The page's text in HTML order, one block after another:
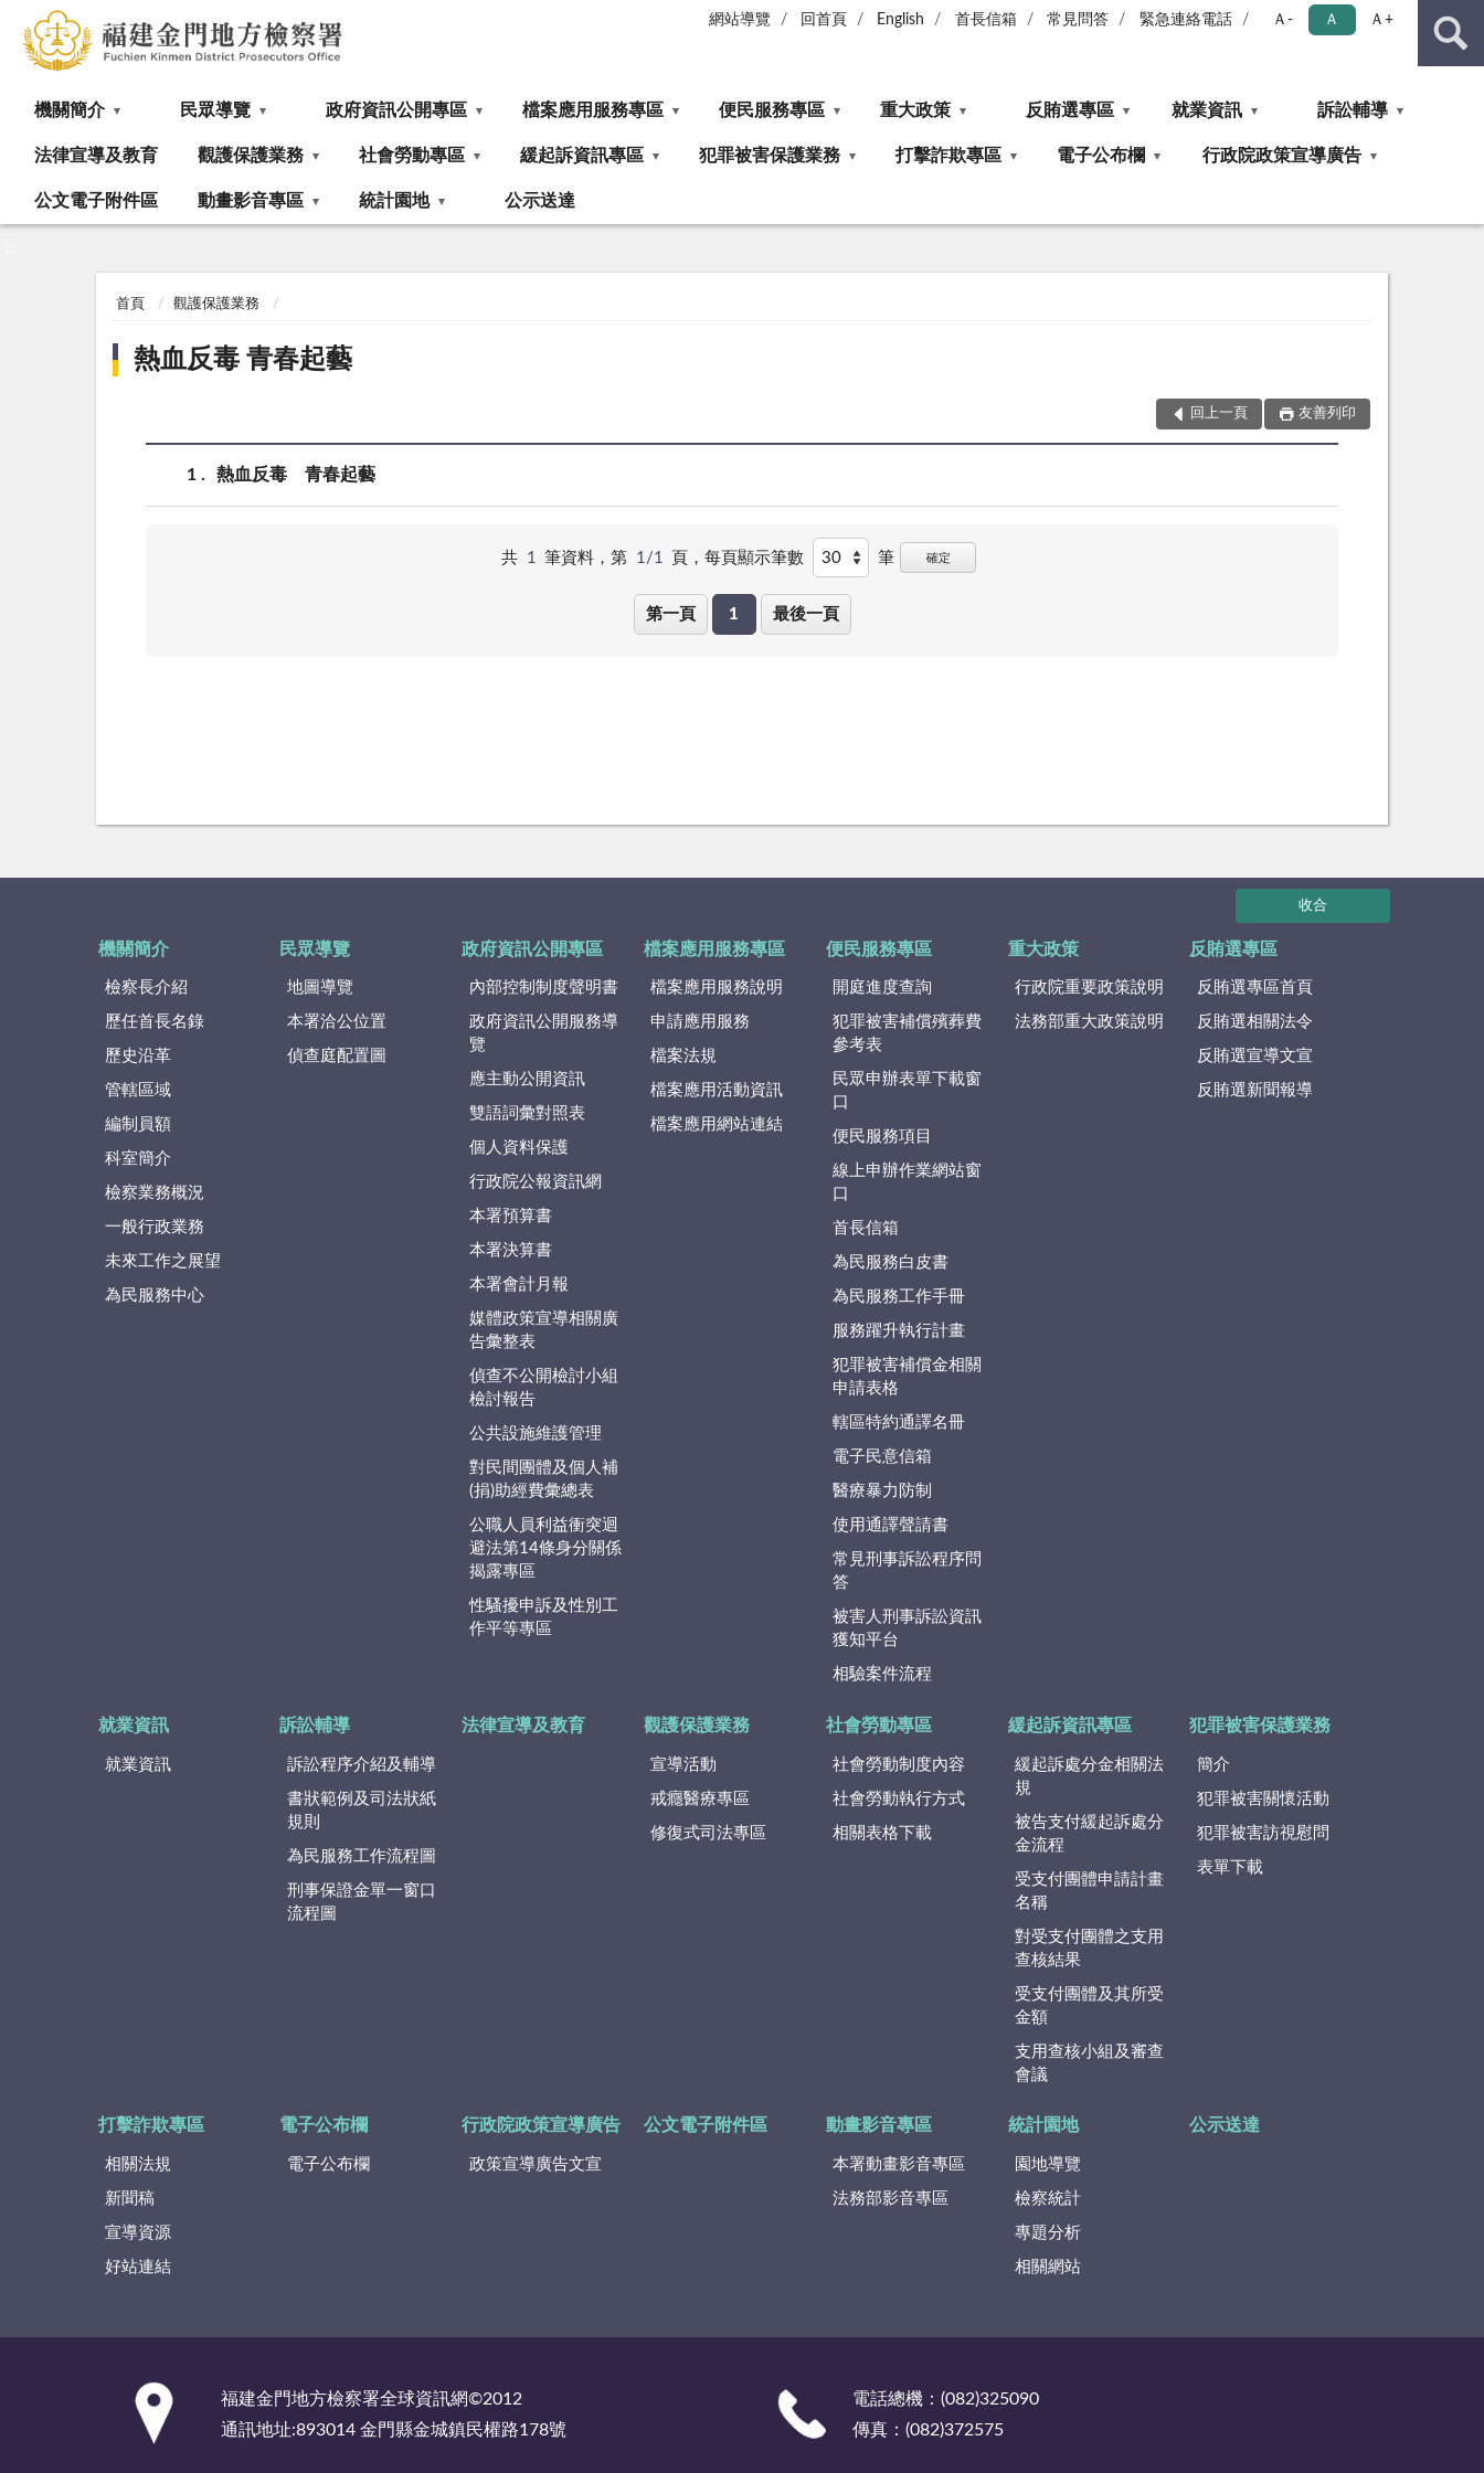
網站導覽 回首頁 English 首長信箱 常見問答 緊急連絡電話 Ａ- Ａ Ａ+
機關簡介 民眾導覽 政府資訊公開專區 檔案應用服務專區 便民服務專區 重大政策 反賄選專區 就業資訊 訴訟輔導
法律宣導及教育 觀護保護業務 社會勞動專區 緩起訴資訊專區 犯罪被害保護業務 打擊詐欺專區 電子公布欄 行政院政策宣導廣告
公文電子附件區 動畫影音專區 統計園地 公示送達
首頁 觀護保護業務
熱血反毒 青春起藝
回上一頁 友善列印
1 熱血反毒 青春起藝
共 1 筆資料，第 1/1 頁，每頁顯示筆數 筆 確定
第一頁 1 最後一頁
收合
機關簡介
檢察長介紹
歷任首長名錄
歷史沿革
管轄區域
編制員額
科室簡介
檢察業務概況
一般行政業務
未來工作之展望
為民服務中心
民眾導覽
地圖導覽
本署洽公位置
偵查庭配置圖
政府資訊公開專區
內部控制制度聲明書
政府資訊公開服務導
覽
應主動公開資訊
雙語詞彙對照表
個人資料保護
行政院公報資訊網
本署預算書
本署決算書
本署會計月報
媒體政策宣導相關廣
告彙整表
偵查不公開檢討小組
檢討報告
公共設施維護管理
對民間團體及個人補
(捐)助經費彙總表
公職人員利益衝突迴
避法第14條身分關係
揭露專區
性騷擾申訴及性別工
作平等專區
檔案應用服務專區
檔案應用服務說明
申請應用服務
檔案法規
檔案應用活動資訊
檔案應用網站連結
便民服務專區
開庭進度查詢
犯罪被害補償殯葬費
參考表
民眾申辦表單下載窗
口
便民服務項目
線上申辦作業網站窗
口
首長信箱
為民服務白皮書
為民服務工作手冊
服務躍升執行計畫
犯罪被害補償金相關
申請表格
轄區特約通譯名冊
電子民意信箱
醫療暴力防制
使用通譯聲請書
常見刑事訴訟程序問
答
被害人刑事訴訟資訊
獲知平台
相驗案件流程
重大政策
行政院重要政策說明
法務部重大政策說明
反賄選專區
反賄選專區首頁
反賄選相關法令
反賄選宣導文宣
反賄選新聞報導
就業資訊
就業資訊
訴訟輔導
訴訟程序介紹及輔導
書狀範例及司法狀紙
規則
為民服務工作流程圖
刑事保證金單一窗口
流程圖
法律宣導及教育 觀護保護業務
宣導活動
戒癮醫療專區
修復式司法專區
社會勞動專區
社會勞動制度內容
社會勞動執行方式
相關表格下載
緩起訴資訊專區
緩起訴處分金相關法
規
被告支付緩起訴處分
金流程
受支付團體申請計畫
名稱
對受支付團體之支用
查核結果
受支付團體及其所受
金額
支用查核小組及審查
會議
犯罪被害保護業務
簡介
犯罪被害關懷活動
犯罪被害訪視慰問
表單下載
打擊詐欺專區
相關法規
新聞稿
宣導資源
好站連結
電子公布欄
電子公布欄
行政院政策宣導廣告
政策宣導廣告文宣
公文電子附件區 動畫影音專區
本署動畫影音專區
法務部影音專區
統計園地
園地導覽
檢察統計
專題分析
相關網站
公示送達
福建金門地方檢察署全球資訊網©2012
通訊地址:893014 金門縣金城鎮民權路178號
電話總機：(082)325090
傳真：(082)372575